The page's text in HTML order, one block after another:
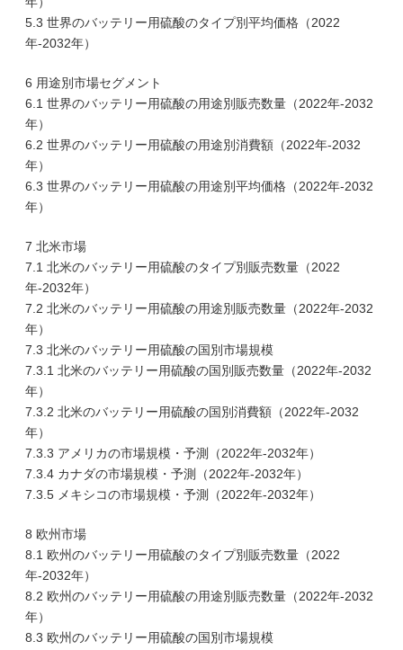
5.3 世界のバッテリー用硫酸のタイプ別平均価格（2022
年-2032年）
6 用途別市場セグメント
6.1 世界のバッテリー用硫酸の用途別販売数量（2022年-2032
年）
6.2 世界のバッテリー用硫酸の用途別消費額（2022年-2032
年）
6.3 世界のバッテリー用硫酸の用途別平均価格（2022年-2032
年）
7 北米市場
7.1 北米のバッテリー用硫酸のタイプ別販売数量（2022
年-2032年）
7.2 北米のバッテリー用硫酸の用途別販売数量（2022年-2032
年）
7.3 北米のバッテリー用硫酸の国別市場規模
7.3.1 北米のバッテリー用硫酸の国別販売数量（2022年-2032
年）
7.3.2 北米のバッテリー用硫酸の国別消費額（2022年-2032
年）
7.3.3 アメリカの市場規模・予測（2022年-2032年）
7.3.4 カナダの市場規模・予測（2022年-2032年）
7.3.5 メキシコの市場規模・予測（2022年-2032年）
8 欧州市場
8.1 欧州のバッテリー用硫酸のタイプ別販売数量（2022
年-2032年）
8.2 欧州のバッテリー用硫酸の用途別販売数量（2022年-2032
年）
8.3 欧州のバッテリー用硫酸の国別市場規模